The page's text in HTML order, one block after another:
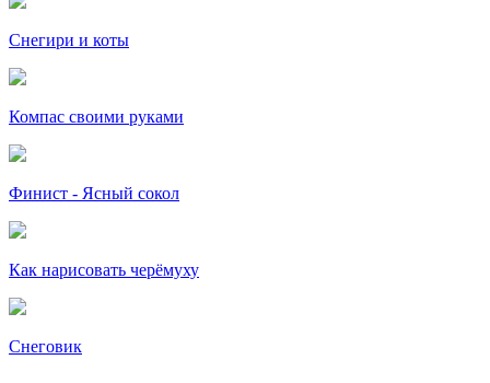
Снегири и коты
Компас своими руками
Финист - Ясный сокол
Как нарисовать черёмуху
Снеговик